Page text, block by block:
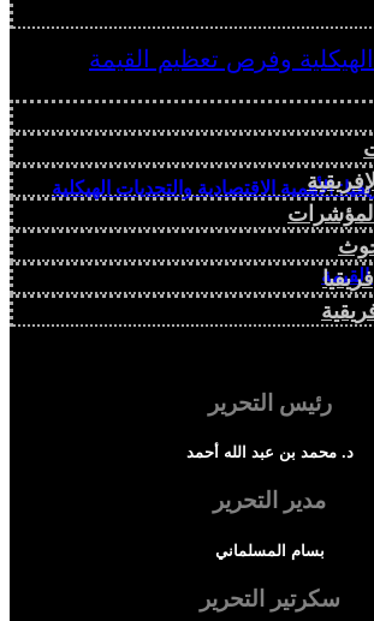
الأهمية الاقتصادية والتحديات الهيكلية
سياسية
اقتصادية
رئيس التحرير
د. محمد بن عبد الله أحمد
مدير التحرير
بسام المسلماني
سكرتير التحرير